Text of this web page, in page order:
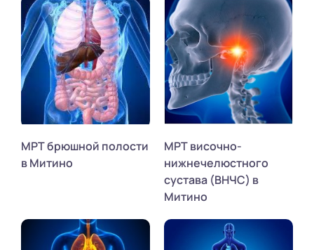
МРТ брюшной полости
в Митино
МРТ височно-
нижнечелюстного
сустава (ВНЧС) в
Митино